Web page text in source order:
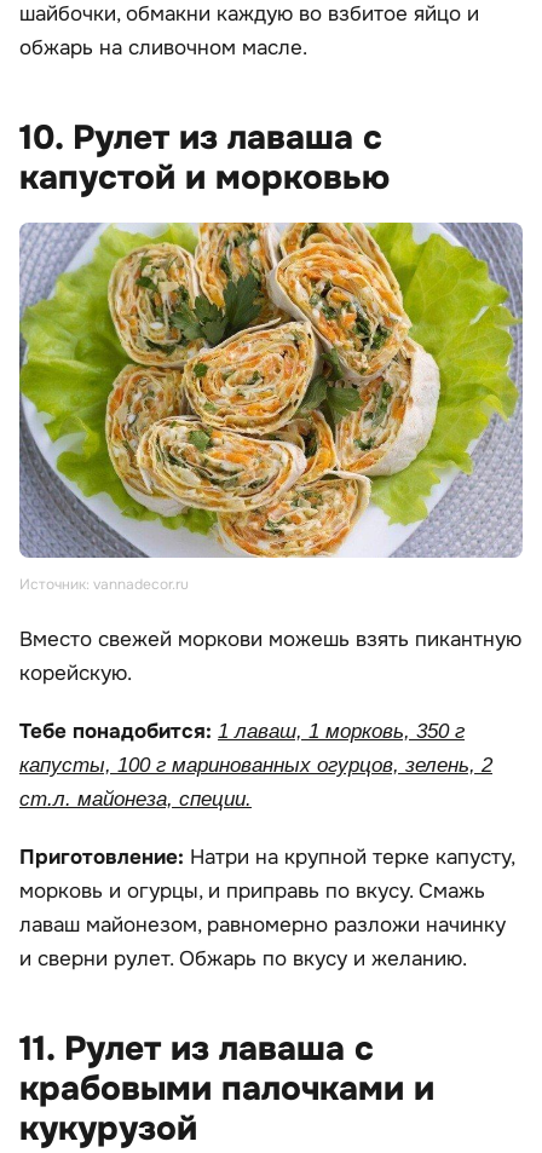
шайбочки, обмакни каждую во взбитое яйцо и
обжарь на сливочном масле.
10. Рулет из лаваша с
капустой и морковью
Источник: vannadecor.ru
Вместо свежей моркови можешь взять пикантную
корейскую.
Тебе понадобится: 1 лаваш, 1 морковь, 350 г
капусты, 100 г маринованных огурцов, зелень, 2
ст.л. майонеза, специи.
Приготовление: Натри на крупной терке капусту,
морковь и огурцы, и приправь по вкусу. Смажь
лаваш майонезом, равномерно разложи начинку
и сверни рулет. Обжарь по вкусу и желанию.
11. Рулет из лаваша с
крабовыми палочками и
кукурузой